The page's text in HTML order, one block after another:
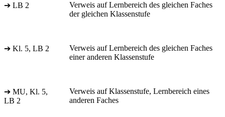
➔ LB 2
Verweis auf Lernbereich des gleichen Faches
der gleichen Klassenstufe
➔ Kl. 5, LB 2
Verweis auf Lernbereich des gleichen Faches
einer anderen Klassenstufe
➔ MU, Kl. 5,
LB 2
Verweis auf Klassenstufe, Lernbereich eines
anderen Faches